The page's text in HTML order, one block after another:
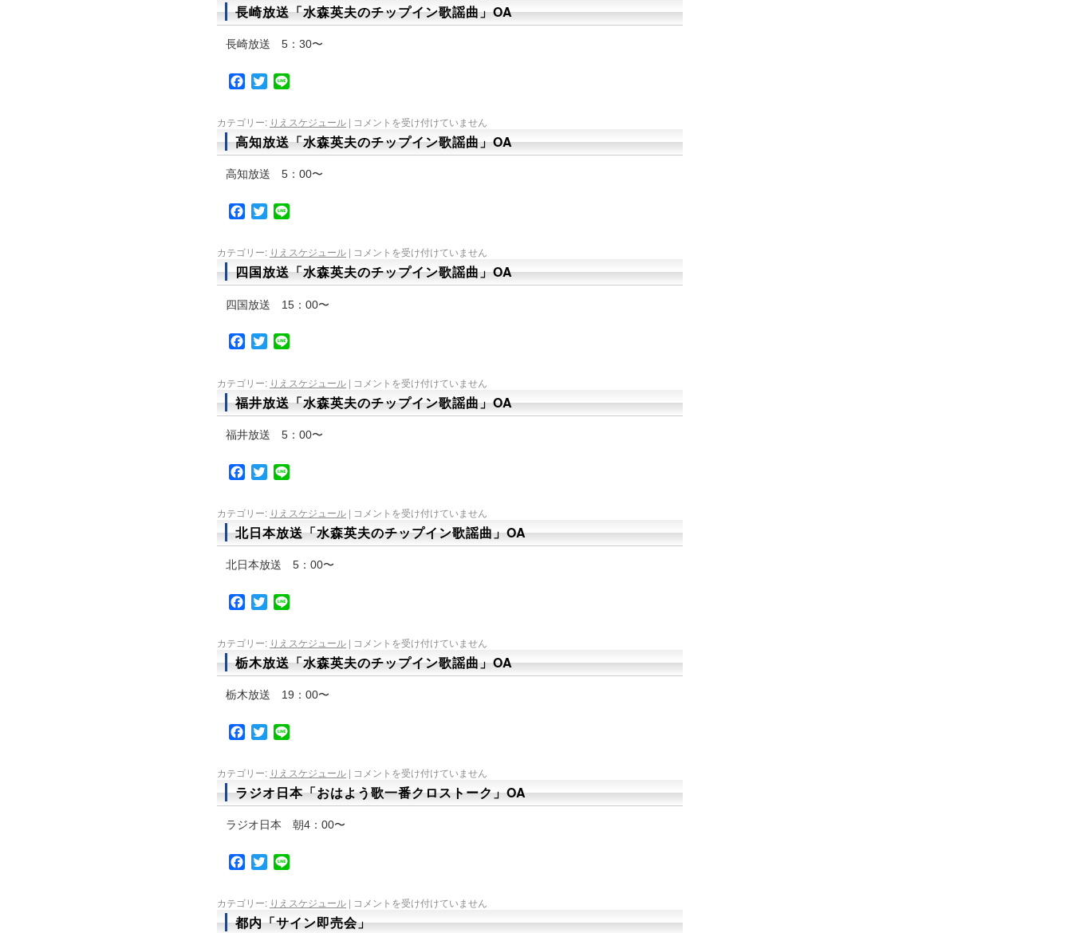
長崎放送「水森英夫のチップイン歌謡曲」OA
長崎放送 5：30〜
Facebook
Twitter
カテゴリー: りえスケジュール | コメントを受け付けていません
高知放送「水森英夫のチップイン歌謡曲」OA
高知放送 5：00〜
Facebook
Twitter
カテゴリー: りえスケジュール | コメントを受け付けていません
四国放送「水森英夫のチップイン歌謡曲」OA
四国放送 15：00〜
Facebook
Twitter
カテゴリー: りえスケジュール | コメントを受け付けていません
福井放送「水森英夫のチップイン歌謡曲」OA
福井放送 5：00〜
Facebook
Twitter
カテゴリー: りえスケジュール | コメントを受け付けていません
北日本放送「水森英夫のチップイン歌謡曲」OA
北日本放送 5：00〜
Facebook
Twitter
カテゴリー: りえスケジュール | コメントを受け付けていません
栃木放送「水森英夫のチップイン歌謡曲」OA
栃木放送 19：00〜
Facebook
Twitter
カテゴリー: りえスケジュール | コメントを受け付けていません
ラジオ日本「おはよう歌一番クロストーク」OA
ラジオ日本 朝4：00〜
Facebook
Twitter
カテゴリー: りえスケジュール | コメントを受け付けていません
都内「サイン即売会」